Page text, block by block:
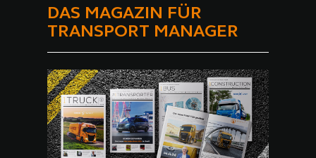
DAS MAGAZIN FÜR
TRANSPORT MANAGER